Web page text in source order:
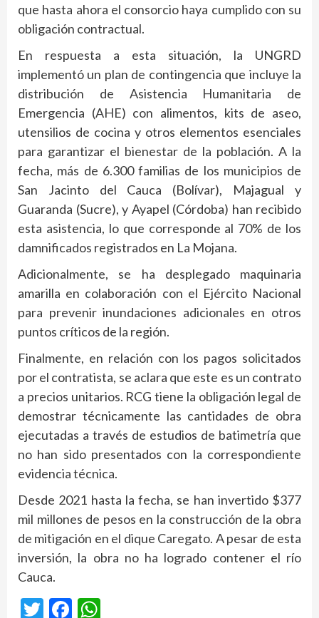
que hasta ahora el consorcio haya cumplido con su
obligación contractual.
En respuesta a esta situación, la UNGRD
implementó un plan de contingencia que incluye la
distribución de Asistencia Humanitaria de
Emergencia (AHE) con alimentos, kits de aseo,
utensilios de cocina y otros elementos esenciales
para garantizar el bienestar de la población. A la
fecha, más de 6.300 familias de los municipios de
San Jacinto del Cauca (Bolívar), Majagual y
Guaranda (Sucre), y Ayapel (Córdoba) han recibido
esta asistencia, lo que corresponde al 70% de los
damnificados registrados en La Mojana.
Adicionalmente, se ha desplegado maquinaria
amarilla en colaboración con el Ejército Nacional
para prevenir inundaciones adicionales en otros
puntos críticos de la región.
Finalmente, en relación con los pagos solicitados
por el contratista, se aclara que este es un contrato
a precios unitarios. RCG tiene la obligación legal de
demostrar técnicamente las cantidades de obra
ejecutadas a través de estudios de batimetría que
no han sido presentados con la correspondiente
evidencia técnica.
Desde 2021 hasta la fecha, se han invertido $377
mil millones de pesos en la construcción de la obra
de mitigación en el dique Caregato. A pesar de esta
inversión, la obra no ha logrado contener el río
Cauca. ​
TwitterFacebook